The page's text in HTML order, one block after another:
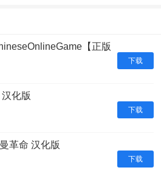
下载
【正版
下载
化版
下载
革命 汉化版